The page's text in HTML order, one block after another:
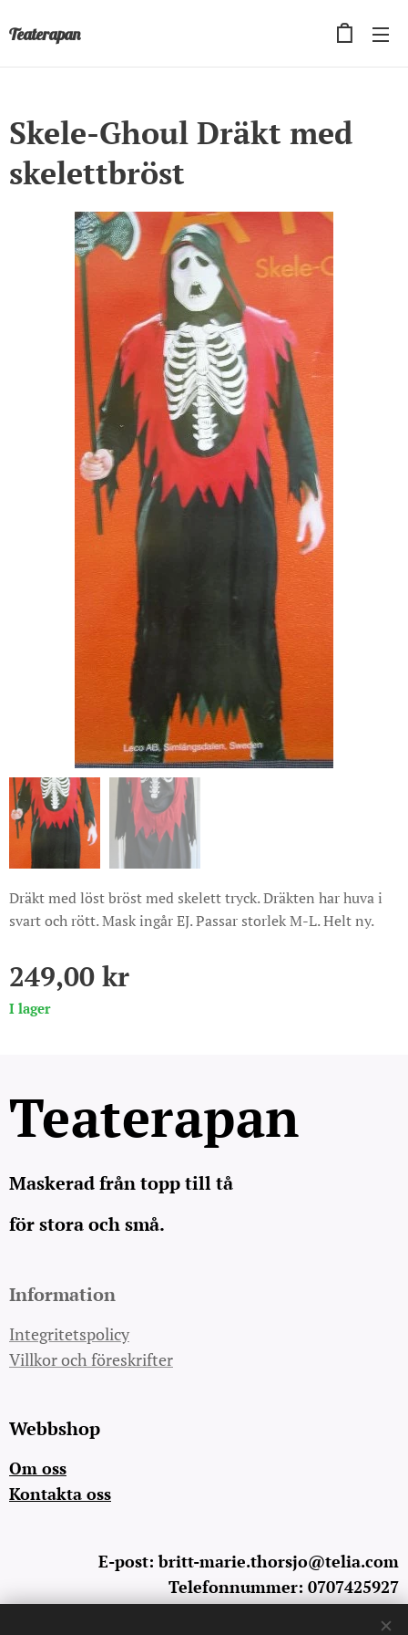
Teaterapan
Skele-Ghoul Dräkt med
skelettbröst
Dräkt med löst bröst med skelett tryck. Dräkten har huva i
svart och rött. Mask ingår EJ. Passar storlek M-L. Helt ny.
249,00 kr
I lager
Teaterapan
Maskerad från topp till tå
för stora och små.
Information
Integritetspolicy
Villkor och föreskrifter
Webbshop
Om oss
Kontakta oss
E-post: britt-marie.thorsjo@telia.com
Telefonnummer: 0707425927